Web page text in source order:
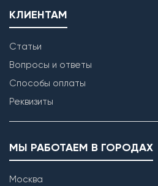
КЛИЕНТАМ
Статьи
Вопросы и ответы
Способы оплаты
Реквизиты
МЫ РАБОТАЕМ В ГОРОДАХ
Москва